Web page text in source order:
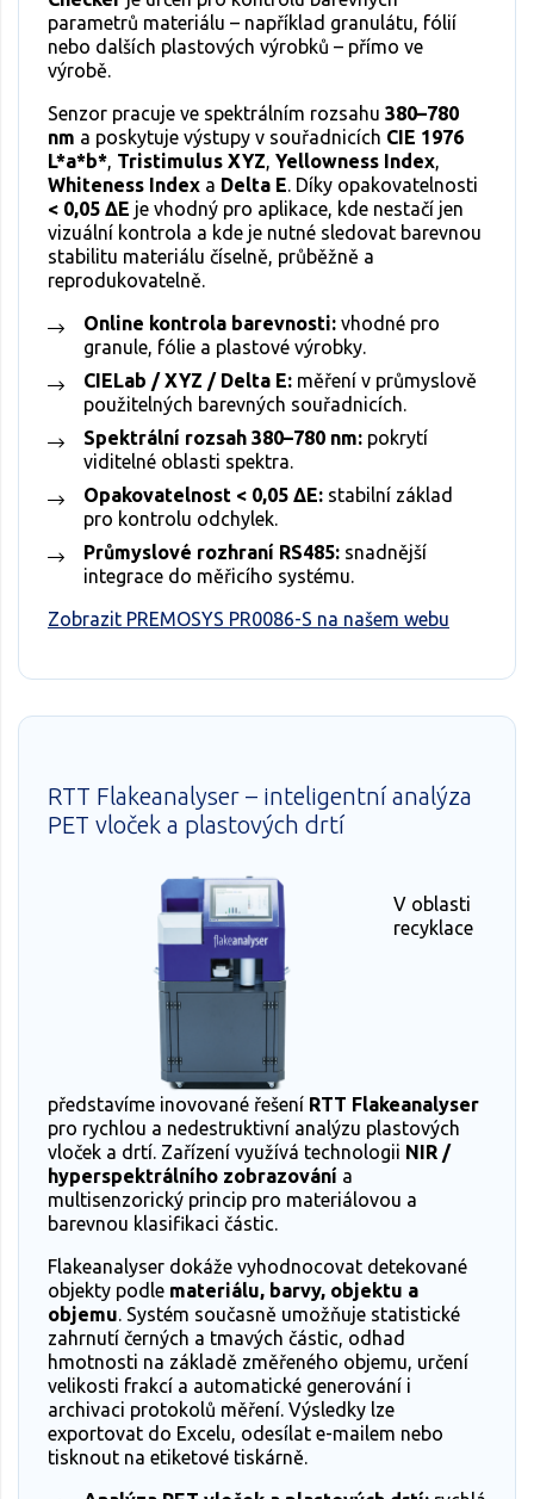
parametrů materiálu – například granulátu, fólií
nebo dalších plastových výrobků – přímo ve
výrobě.
Senzor pracuje ve spektrálním rozsahu 380–780
nm a poskytuje výstupy v souřadnicích CIE 1976
L*a*b*, Tristimulus XYZ, Yellowness Index,
Whiteness Index a Delta E. Díky opakovatelnosti
< 0,05 ΔE je vhodný pro aplikace, kde nestačí jen
vizuální kontrola a kde je nutné sledovat barevnou
stabilitu materiálu číselně, průběžně a
reprodukovatelně.
Online kontrola barevnosti: vhodné pro
granule, fólie a plastové výrobky.
CIELab / XYZ / Delta E: měření v průmyslově
použitelných barevných souřadnicích.
Spektrální rozsah 380–780 nm: pokrytí
viditelné oblasti spektra.
Opakovatelnost < 0,05 ΔE: stabilní základ
pro kontrolu odchylek.
Průmyslové rozhraní RS485: snadnější
integrace do měřicího systému.
Zobrazit PREMOSYS PR0086-S na našem webu
RTT Flakeanalyser – inteligentní analýza
PET vloček a plastových drtí
V oblasti
recyklace
představíme inovované řešení RTT Flakeanalyser
pro rychlou a nedestruktivní analýzu plastových
vloček a drtí. Zařízení využívá technologii NIR /
hyperspektrálního zobrazování a
multisenzorický princip pro materiálovou a
barevnou klasifikaci částic.
Flakeanalyser dokáže vyhodnocovat detekované
objekty podle materiálu, barvy, objektu a
objemu. Systém současně umožňuje statistické
zahrnutí černých a tmavých částic, odhad
hmotnosti na základě změřeného objemu, určení
velikosti frakcí a automatické generování i
archivaci protokolů měření. Výsledky lze
exportovat do Excelu, odesílat e-mailem nebo
tisknout na etiketové tiskárně.